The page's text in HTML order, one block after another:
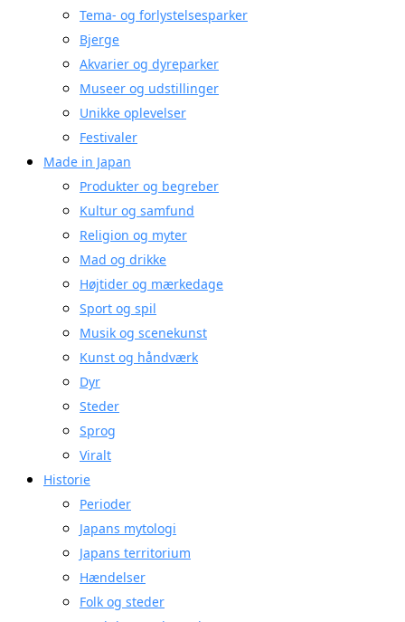
Tema- og forlystelsesparker
Bjerge
Akvarier og dyreparker
Museer og udstillinger
Unikke oplevelser
Festivaler
Made in Japan
Produkter og begreber
Kultur og samfund
Religion og myter
Mad og drikke
Højtider og mærkedage
Sport og spil
Musik og scenekunst
Kunst og håndværk
Dyr
Steder
Sprog
Viralt
Historie
Perioder
Japans mytologi
Japans territorium
Hændelser
Folk og steder